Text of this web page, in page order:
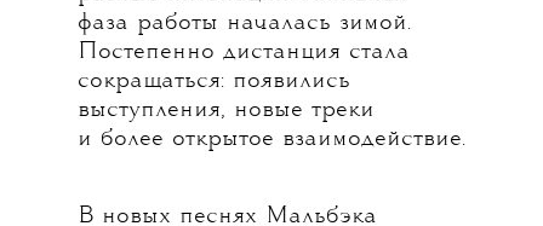
фаза работы началась зимой.
Постепенно дистанция стала
сокращаться: появились
выступления, новые треки
и более открытое взаимодействие.
В новых песнях Мальбэка